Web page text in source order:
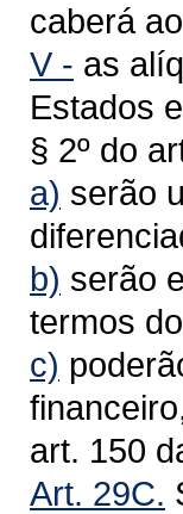
caberá
V - as
Estados
§ 2º do
a) serão
b) serão
termos
c)
art. 150
Art. 29C.